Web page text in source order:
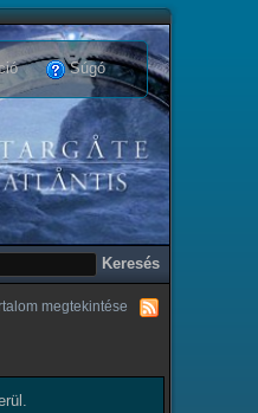
Súgó
megtekintése